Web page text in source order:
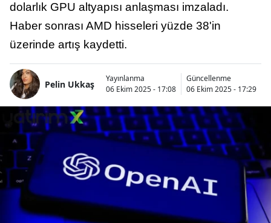
dolarlık GPU altyapısı anlaşması imzaladı.
Haber sonrası AMD hisseleri yüzde 38'in
üzerinde artış kaydetti.
Pelin Ukkaş
Yayınlanma
06 Ekim 2025 - 17:08
Güncellenme
06 Ekim 2025 - 17:29